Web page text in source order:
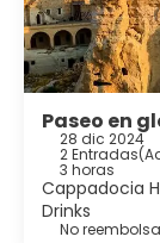
Paseo en
28 dic 2024
2 Entradas(
3 horas
Cappadocia
Drinks
No